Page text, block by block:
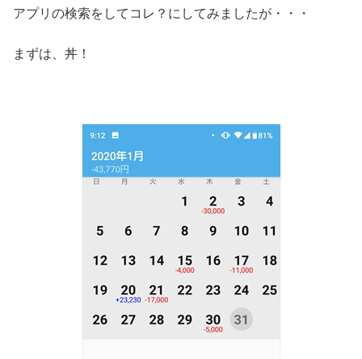
アプリの検索をしてコレ？にしてみましたが・・・
まずは、丼！